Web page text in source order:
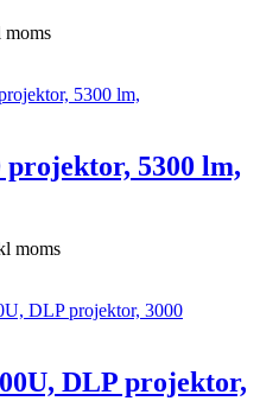
5300 lm,
moms
DLP projektor,